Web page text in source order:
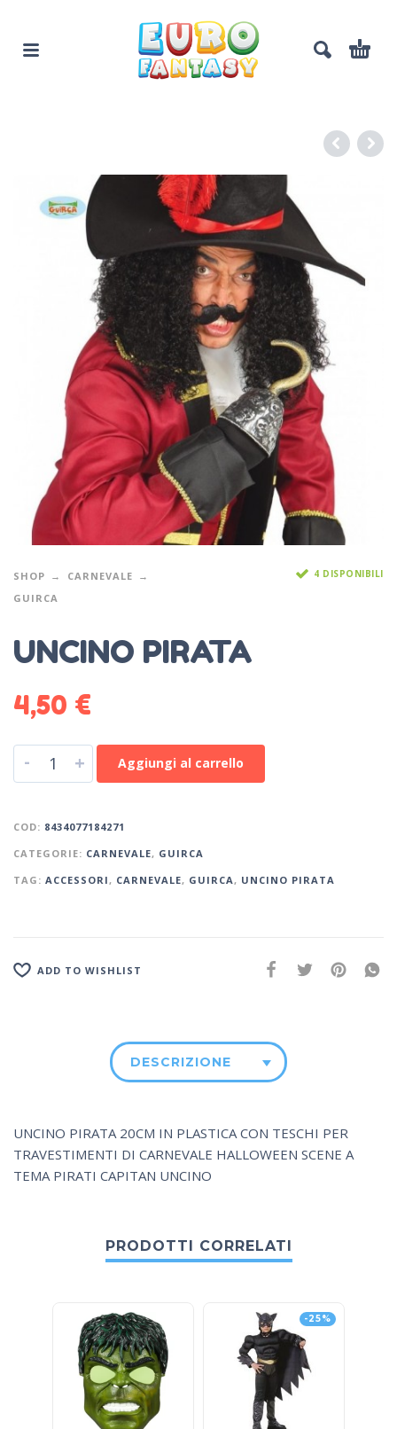
SHOP
CARNEVALE
GUIRCA
4 DISPONIBILI
UNCINO PIRATA
4,50 €
- + Aggiungi al carrello
COD: 8434077184271
CATEGORIE: CARNEVALE, GUIRCA
TAG: ACCESSORI , CARNEVALE, GUIRCA , UNCINO PIRATA
ADD TO WISHLIST
DESCRIZIONE
UNCINO PIRATA 20CM IN PLASTICA CON TESCHI PER
TRAVESTIMENTI DI CARNEVALE HALLOWEEN SCENE A
TEMA PIRATI CAPITAN UNCINO
PRODOTTI CORRELATI
-25%